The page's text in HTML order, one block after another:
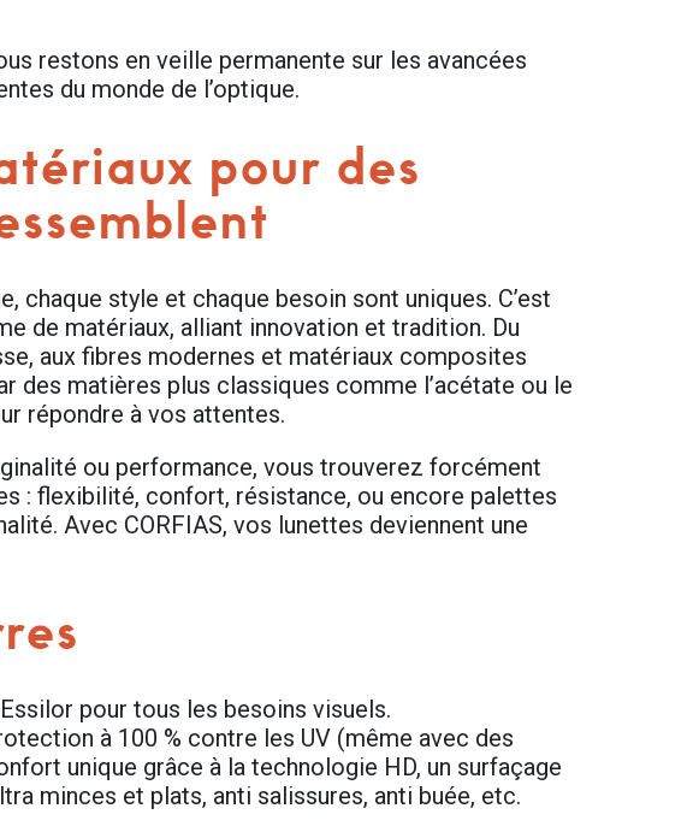
restons en veille permanente sur les avancées
du monde de l’optique.
pour des
chaque style et chaque besoin sont uniques. C’est
de matériaux, alliant innovation et tradition. Du
aux fibres modernes et matériaux composites
des matières plus classiques comme l’acétate ou le
répondre à vos attentes.
ou performance, vous trouverez forcément
: flexibilité, confort, résistance, ou encore palettes
Avec CORFIAS, vos lunettes deviennent une
pour tous les besoins visuels.
à 100 % contre les UV (même avec des
unique grâce à la technologie HD, un surfaçage
minces et plats, anti salissures, anti buée, etc.